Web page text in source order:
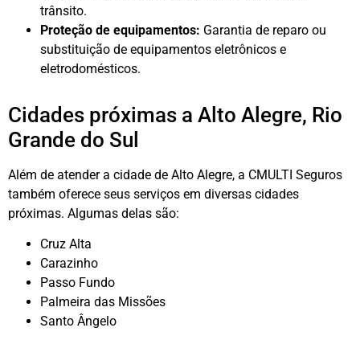
trânsito.
Proteção de equipamentos: Garantia de reparo ou
substituição de equipamentos eletrônicos e
eletrodomésticos.
Cidades próximas a Alto Alegre, Rio
Grande do Sul
Além de atender a cidade de Alto Alegre, a CMULTI Seguros
também oferece seus serviços em diversas cidades
próximas. Algumas delas são:
Cruz Alta
Carazinho
Passo Fundo
Palmeira das Missões
Santo Ângelo